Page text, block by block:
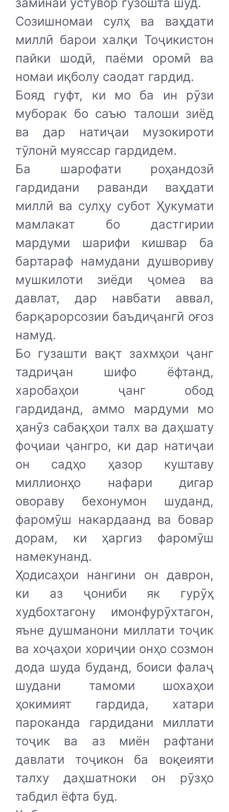
Созишномаи сулҳ ва ваҳдати
миллӣ барои халқи Тоҷикистон
пайки шодӣ, паёми оромӣ ва
номаи иқболу саодат гардид.
Бояд гуфт, ки мо ба ин рӯзи
муборак бо саъю талоши зиёд
ва дар натиҷаи музокироти
тӯлонӣ муяссар гардидем.
Ба шарофати роҳандозӣ
гардидани раванди ваҳдати
миллӣ ва сулҳу субот Ҳукумати
мамлакат бо дастгирии
мардуми шарифи кишвар ба
бартараф намудани душвориву
мушкилоти зиёди ҷомеа ва
давлат, дар навбати аввал,
барқарорсозии баъдиҷангӣ оғоз
намуд.
Бо гузашти вақт захмҳои ҷанг
тадриҷан шифо ёфтанд,
харобаҳои ҷанг обод
гардиданд, аммо мардуми мо
ҳанӯз сабақҳои талх ва даҳшату
фоҷиаи ҷангро, ки дар натиҷаи
он садҳо ҳазор куштаву
миллионҳо нафари дигар
овораву бехонумон шуданд,
фаромӯш накардаанд ва бовар
дорам, ки ҳаргиз фаромӯш
намекунанд.
Ҳодисаҳои нангини он даврон,
ки аз ҷониби як гурӯҳ
худбохтагону имонфурӯхтагон,
яъне душманони миллати тоҷик
ва хоҷаҳои хориҷии онҳо созмон
дода шуда буданд, боиси фалаҷ
шудани тамоми шохаҳои
ҳокимият гардида, хатари
пароканда гардидани миллати
тоҷик ва аз миён рафтани
давлати тоҷикон ба воқеияти
талху даҳшатноки он рӯзҳо
табдил ёфта буд.